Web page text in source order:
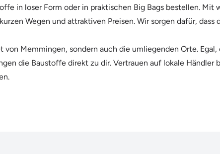
in loser Form oder in praktischen Big Bags bestellen.
Wegen und attraktiven Preisen. Wir sorgen dafür,
Memmingen, sondern auch die umliegenden Orte.
die Baustoffe direkt zu dir. Vertrauen auf lokale